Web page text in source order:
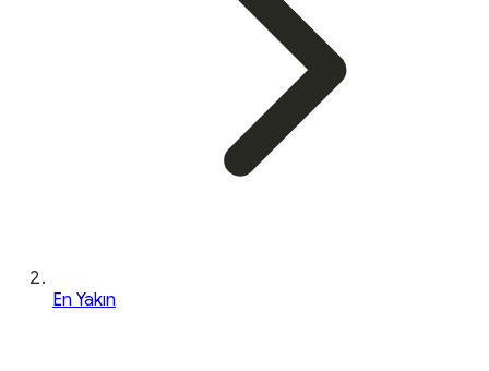
En Yakın